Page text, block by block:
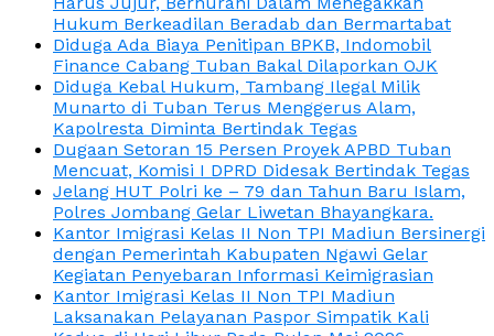
Hukum Berkeadilan Beradab dan Bermartabat
Diduga Ada Biaya Penitipan BPKB, Indomobil
Finance Cabang Tuban Bakal Dilaporkan OJK
Diduga Kebal Hukum, Tambang Ilegal Milik
Munarto di Tuban Terus Menggerus Alam,
Kapolresta Diminta Bertindak Tegas
Dugaan Setoran 15 Persen Proyek APBD Tuban
Mencuat, Komisi I DPRD Didesak Bertindak Tegas
Jelang HUT Polri ke – 79 dan Tahun Baru Islam,
Polres Jombang Gelar Liwetan Bhayangkara.
Kantor Imigrasi Kelas II Non TPI Madiun Bersinergi
dengan Pemerintah Kabupaten Ngawi Gelar
Kegiatan Penyebaran Informasi Keimigrasian
Kantor Imigrasi Kelas II Non TPI Madiun
Laksanakan Pelayanan Paspor Simpatik Kali